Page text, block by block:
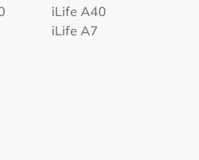
iLife A40
iLife A7